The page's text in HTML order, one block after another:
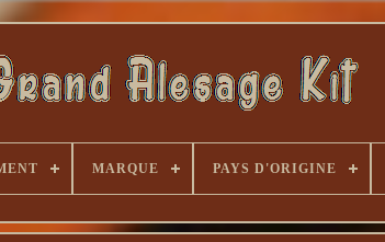
MARQUE PAYS D'ORIGINE